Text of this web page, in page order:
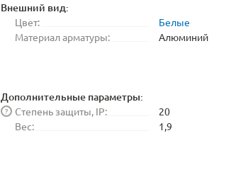
Внешний вид:
Цвет:
Белые
Материал арматуры:
Алюминий
Дополнительные параметры:
Степень защиты, IP:
?
20
Вес:
1,9